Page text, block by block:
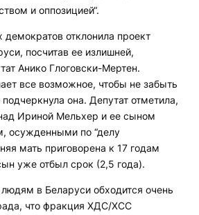
и оппозицией“.
отклонила проект
посчитав ее излишней,
Анико Глоговски-Мертен.
все возможное, чтобы не забыть
она. Депутат отметила,
Ириной Мельхер и ее сыном
осужденными по “делу
мать приговорена к 17 годам
уже отбыл срок (2,5 года).
в Беларуси обходится очень
что фракция ХДС/ХСС